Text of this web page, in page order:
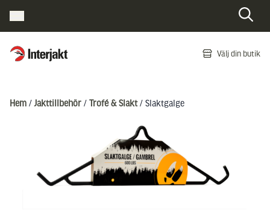
Interjakt SE Välj din butik
Hem / Jakttillbehör / Trofé & Slakt/ Slaktgalge